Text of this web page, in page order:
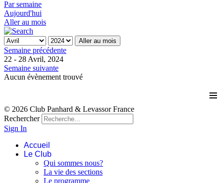
Par semaine
Aujourd'hui
Aller au mois
Aller au mois
Semaine précédente
22 - 28 Avril, 2024
Semaine suivante
Aucun évènement trouvé
≡
© 2026 Club Panhard & Levassor France
Rechercher
Sign In
Accueil
Le Club
Qui sommes nous?
La vie des sections
Le programme